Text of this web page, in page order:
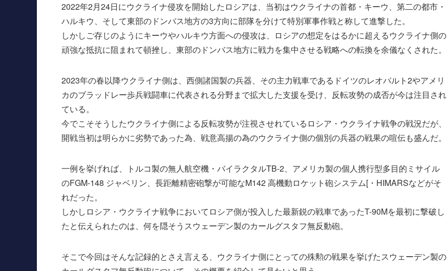
2022年2月24日にウクライナ侵攻を開始したロシアは、当初はウクライナの首都・キーウ、第二の都市・
ハルキウ、そして東部のドンバス地方の3方向に部隊を分けて特別軍事作戦と称して進撃した。
しかしご存じのようにキーウやハルキウ方面への侵攻は、ロシアの想定をはるかに超えるウクライナ側の
頑強な抵抗に阻まれて頓挫し、東部のドンバス地方に戦力を集中させる戦略への転換を余儀なくされた。
2023年の春以降ウクライナ側は、西側諸国製の兵器、その主力戦車であるドイツのレオパルト2やアメリ
カのブラッドレー歩兵戦闘車に代表される分野まで拡大した支援を受け、反転攻勢の成否が今は注目され
ている。
今でこそそうしたウクライナ側による反転攻勢が注視させれているロシア・ウクライナ戦争の戦況だが、
開戦当初は明らかに劣勢であった為、戦意高揚の為のウクライナ側の個別の兵器の戦果の喧伝も盛んだ。
一例を挙げれば、トルコ製の無人航空機・バイラクタルTB-2、アメリカ製の個人携行型多目的ミサイル
のFGM-148 ジャベリン、長距離精密砲撃が可能なM142 高機動ロケット砲システム[・HIMARSなどがそ
れだった。
しかしロシア・ウクライナ戦争においてロシア側が投入した最新鋭の戦車であったT-90Mを最初に撃破し
たと伝えられたのは、何を隠そうスウェーデン製のカールグスタフ無反動砲。
そこで今回はそんな記録的とさえ言える、ウクライナ側にとっての殊勲の戦果を挙げたスウェーデン製の